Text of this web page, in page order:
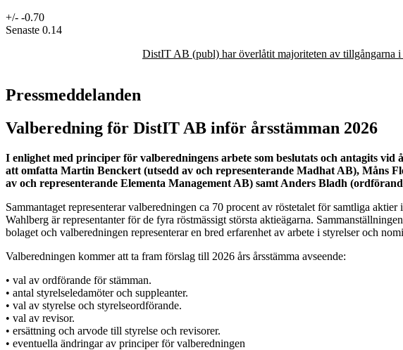
+/- -0.70
Senaste 0.14
DistIT AB (publ) har överlåtit majoriteten av tillgångarna
Pressmeddelanden
Valberedning för DistIT AB inför årsstämman 2026
I enlighet med principer för valberedningens arbete som beslutats och antagits
att omfatta Martin Benckert (utsedd av och representerande Madhat AB), Måns
av och representerande Elementa Management AB) samt Anders Bladh
Sammantaget representerar valberedningen ca 70 procent av röstetalet för samtliga
Wahlberg är representanter för de fyra röstmässigt största aktieägarna.
bolaget och valberedningen representerar en bred erfarenhet av arbete i styrelser och
Valberedningen kommer att ta fram förslag till 2026 års årsstämma avseende:
• val av ordförande för stämman.
• antal styrelseledamöter och suppleanter.
• val av styrelse och styrelseordförande.
• val av revisor.
• ersättning och arvode till styrelse och revisorer.
• eventuella ändringar av principer för valberedningen